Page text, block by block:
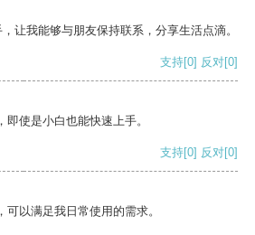
让我能够与朋友保持联系，分享生活点滴。
支持[0] 反对[0]
使是小白也能快速上手。
支持[0] 反对[0]
以满足我日常使用的需求。